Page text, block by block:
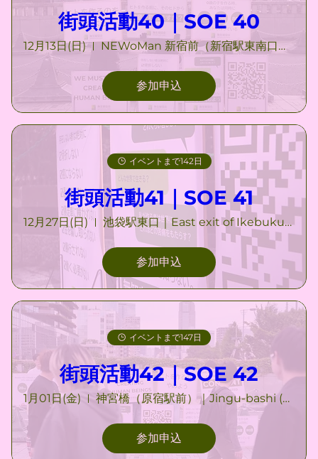
街頭活動40｜SOE 40
12月13日(日) NEWoMan 新宿前（新宿駅東南口付近）｜NEWoMan Shinjuku
参加申込
イベントまで142日
街頭活動41｜SOE 41
12月27日(日) 池袋駅東口｜East exit of Ikebukuro Station
参加申込
イベントまで147日
街頭活動42｜SOE 42
1月01日(金) 神宮橋（原宿駅前）｜Jingu-bashi (Harajuku)
参加申込